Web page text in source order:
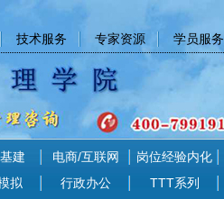
技术服务 专家资源 学员服务
建 电商/互联网 岗位经验内化
拟 行政办公 TTT系列